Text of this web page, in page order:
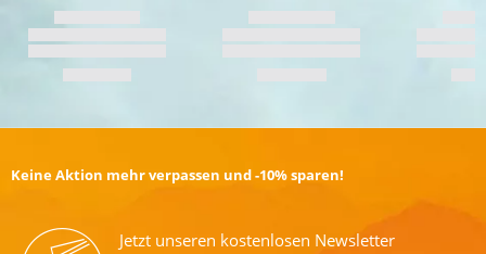
Keine Aktion mehr verpassen und -10% sparen!
Jetzt unseren kostenlosen Newsletter